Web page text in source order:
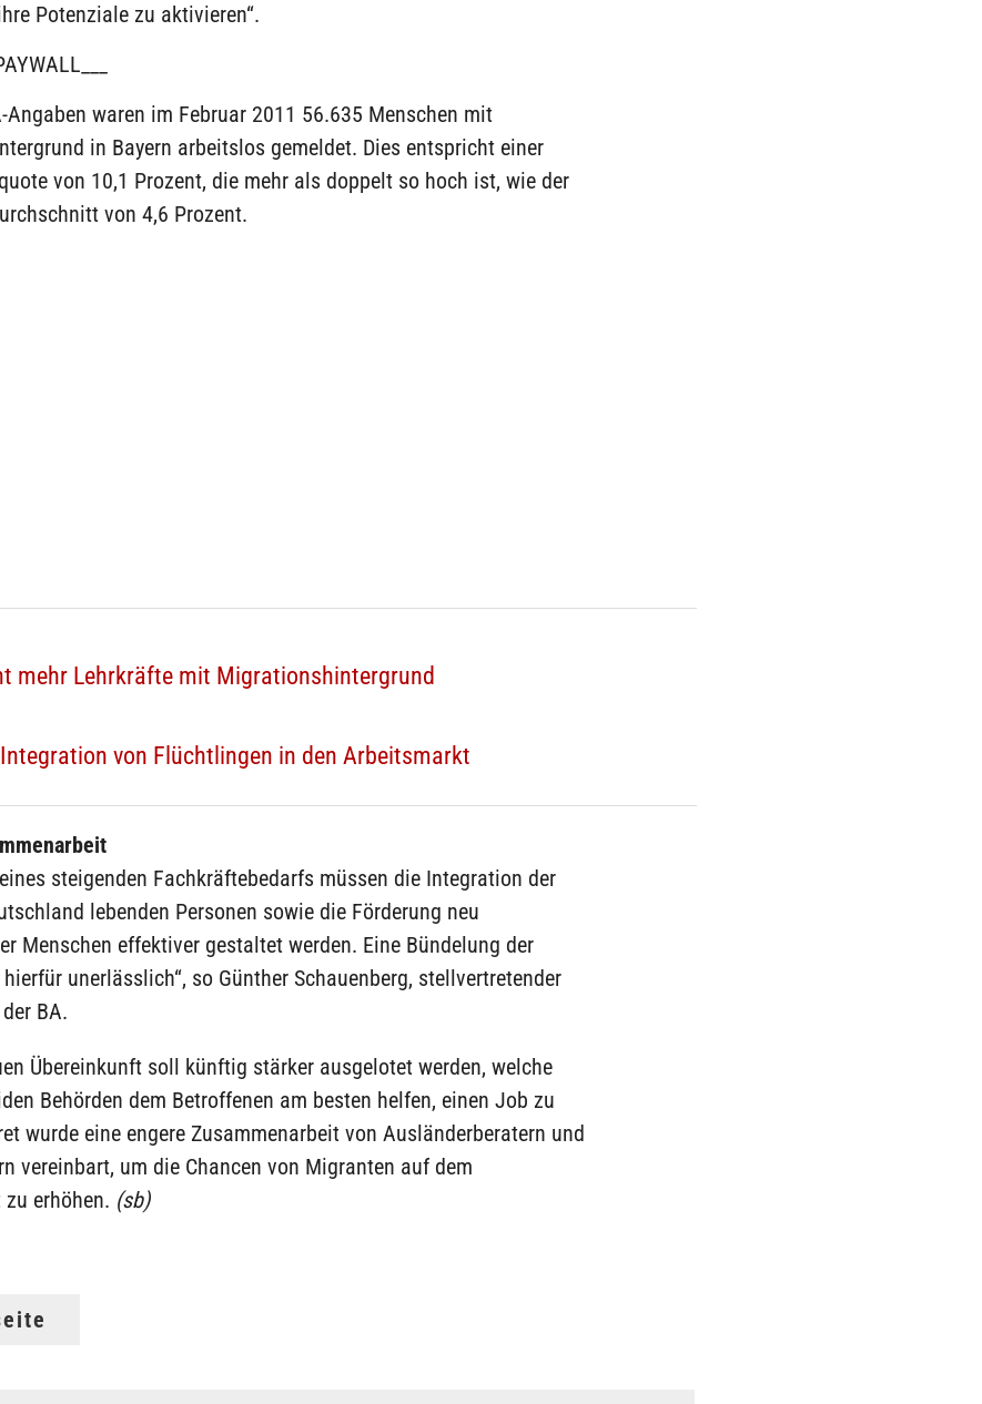
Potenziale zu aktivieren“.
Angaben waren im Februar 2011 56.635 Menschen mit
in Bayern arbeitslos gemeldet. Dies entspricht einer
von 10,1 Prozent, die mehr als doppelt so hoch ist, wie der
von 4,6 Prozent.
mehr Lehrkräfte mit Migrationshintergrund
von Flüchtlingen in den Arbeitsmarkt
steigenden Fachkräftebedarfs müssen die Integration der
lebenden Personen sowie die Förderung neu
Menschen effektiver gestaltet werden. Eine Bündelung der
unerlässlich“, so Günther Schauenberg, stellvertretender
BA.
Übereinkunft soll künftig stärker ausgelotet werden, welche
Behörden dem Betroffenen am besten helfen, einen Job zu
wurde eine engere Zusammenarbeit von Ausländerberatern und
vereinbart, um die Chancen von Migranten auf dem
erhöhen. (sb)